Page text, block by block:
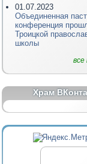
01.07.2023
Объединенная
конференция
Троицкой
школы
Храм